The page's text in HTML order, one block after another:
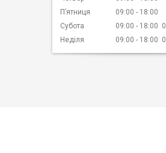
Пʼятниця
09:00
18:00
Субота
09:00 18:00
Неділя
09:00 18:00